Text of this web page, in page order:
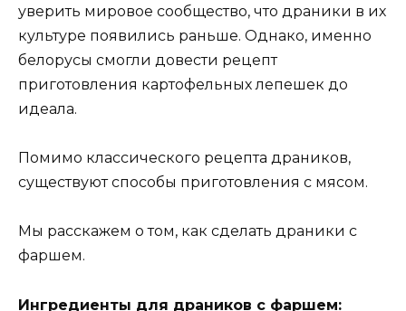
уверить мировое сообщество, что драники в их
культуре появились раньше. Однако, именно
белорусы смогли довести рецепт
приготовления картофельных лепешек до
идеала.
Помимо классического рецепта драников,
существуют способы приготовления с мясом.
Мы расскажем о том, как сделать драники с
фаршем.
Ингредиенты для драников с фаршем: